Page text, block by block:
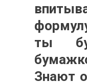
ты
Знают